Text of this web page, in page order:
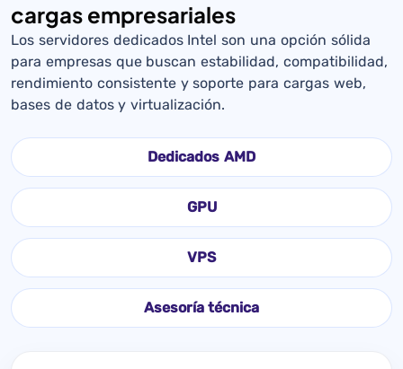
cargas empresariales
Los servidores dedicados Intel son una opción sólida
para empresas que buscan estabilidad, compatibilidad,
rendimiento consistente y soporte para cargas web,
bases de datos y virtualización.
Dedicados AMD
GPU
VPS
Asesoría técnica